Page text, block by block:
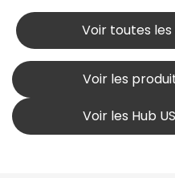
Voir toutes
Voir les
Voir les Hub